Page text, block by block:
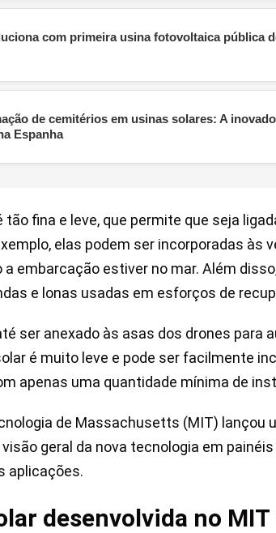
com primeira usina fotovoltaica pública
de cemitérios em usinas solares: A
Espanha
tão fina e leve, que permite que seja
elas podem ser incorporadas às
a embarcação estiver no mar. Além
e lonas usadas em esforços de
ser anexado às asas dos drones para
é muito leve e pode ser facilmente
apenas uma quantidade mínima de
de Massachusetts (MIT) lançou
geral da nova tecnologia em
aplicações.
desenvolvida no